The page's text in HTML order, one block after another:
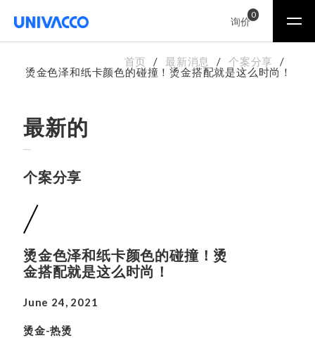
询价
0
首页 最新消息
个案分享
烫金色泽和纸卡颜色的碰撞！烫金搭配就是这么时尚！
最新的
个案分享
烫金色泽和纸卡颜色的碰撞！烫
金搭配就是这么时尚！
June 24, 2021
烫金-热烫